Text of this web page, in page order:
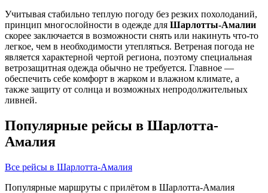
Учитывая стабильно теплую погоду без резких похолоданий,
принцип многослойности в одежде для Шарлотты-Амалии
скорее заключается в возможности снять или накинуть что-то
легкое, чем в необходимости утепляться. Ветреная погода не
является характерной чертой региона, поэтому специальная
ветрозащитная одежда обычно не требуется. Главное —
обеспечить себе комфорт в жарком и влажном климате, а
также защиту от солнца и возможных непродолжительных
ливней.
Популярные рейсы в Шарлотта-
Амалия
Все рейсы в Шарлотта-Амалия
Популярные маршруты с прилётом в Шарлотта-Амалия